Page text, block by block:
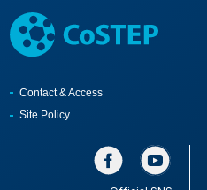
Contact & Access
Site Policy